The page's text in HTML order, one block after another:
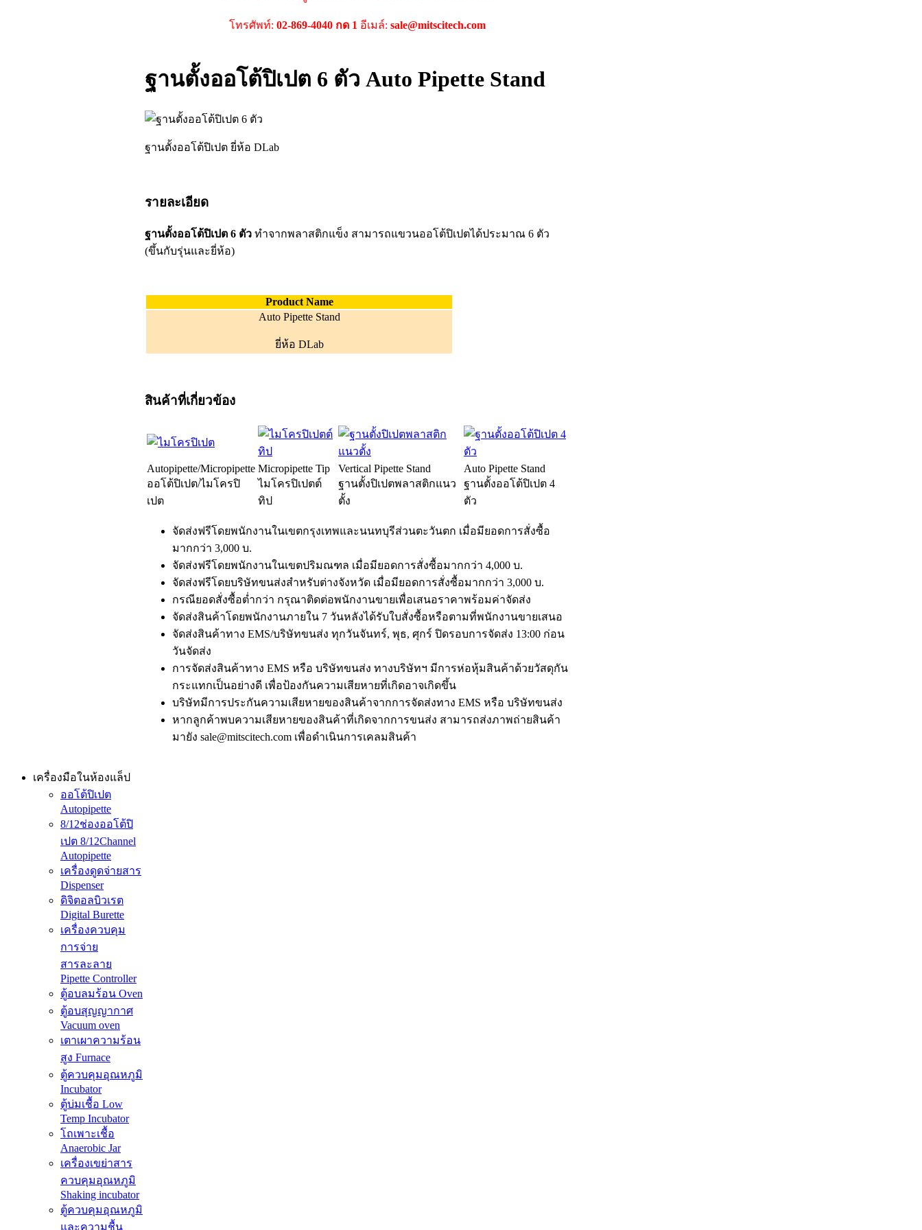
โทรศัพท์: 02-869-4040 กด 1 อีเมล์: sale@mitscitech.com
ฐานตั้งออโต้ปิเปต 6 ตัว Auto Pipette Stand
ฐานตั้งออโต้ปิเปต ยี่ห้อ DLab
รายละเอียด
ฐานตั้งออโต้ปิเปต 6 ตัว ทำจากพลาสติกแข็ง สามารถแขวนออโต้ปิเปตได้ประมาณ 6 ตัว
(ขึ้นกับรุ่นและยี่ห้อ)
Product Name
Auto Pipette Stand
ยี่ห้อ DLab
สินค้าที่เกี่ยวข้อง
Autopipette/Micropipette
ออโต้ปิเปต/ไมโครปิ
เปต
Micropipette Tip
ไมโครปิเปตต์
ทิป
Vertical Pipette Stand
ฐานตั้งปิเปตพลาสติกแนว
ตั้ง
Auto Pipette Stand
ฐานตั้งออโต้ปิเปต 4
ตัว
จัดส่งฟรีโดยพนักงานในเขตกรุงเทพและนนทบุรีส่วนตะวันตก เมื่อมียอดการสั่งซื้อ
มากกว่า 3,000 บ.
จัดส่งฟรีโดยพนักงานในเขตปริมณฑล เมื่อมียอดการสั่งซื้อมากกว่า 4,000 บ.
จัดส่งฟรีโดยบริษัทขนส่งสำหรับต่างจังหวัด เมื่อมียอดการสั่งซื้อมากกว่า 3,000 บ.
กรณียอดสั่งซื้อต่ำกว่า กรุณาติดต่อพนักงานขายเพื่อเสนอราคาพร้อมค่าจัดส่ง
จัดส่งสินค้าโดยพนักงานภายใน 7 วันหลังได้รับใบสั่งซื้อหรือตามที่พนักงานขายเสนอ
จัดส่งสินค้าทาง EMS/บริษัทขนส่ง ทุกวันจันทร์, พุธ, ศุกร์ ปิดรอบการจัดส่ง 13:00 ก่อน
วันจัดส่ง
การจัดส่งสินค้าทาง EMS หรือ บริษัทขนส่ง ทางบริษัทฯ มีการห่อหุ้มสินค้าด้วยวัสดุกัน
กระแทกเป็นอย่างดี เพื่อป้องกันความเสียหายที่เกิดอาจเกิดขึ้น
บริษัทมีการประกันความเสียหายของสินค้าจากการจัดส่งทาง EMS หรือ บริษัทขนส่ง
หากลูกค้าพบความเสียหายของสินค้าที่เกิดจากการขนส่ง สามารถส่งภาพถ่ายสินค้า
มายัง sale@mitscitech.com เพื่อดำเนินการเคลมสินค้า
เครื่องมือในห้องแล็ป
ออโต้ปิเปต
Autopipette
8/12ช่องออโต้ปิ
เปต 8/12Channel
Autopipette
เครื่องดูดจ่ายสาร
Dispenser
ดิจิตอลบิวเรต
Digital Burette
เครื่องควบคุม
การจ่าย
สารละลาย
Pipette Controller
ตู้อบลมร้อน Oven
ตู้อบสุญญากาศ
Vacuum oven
เตาเผาความร้อน
สูง Furnace
ตู้ควบคุมอุณหภูมิ
Incubator
ตู้บ่มเชื้อ Low
Temp Incubator
โถเพาะเชื้อ
Anaerobic Jar
เครื่องเขย่าสาร
ควบคุมอุณหภูมิ
Shaking incubator
ตู้ควบคุมอุณหภูมิ
และความชื้น